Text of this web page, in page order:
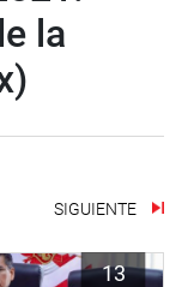
la
SIGUIENTE
13